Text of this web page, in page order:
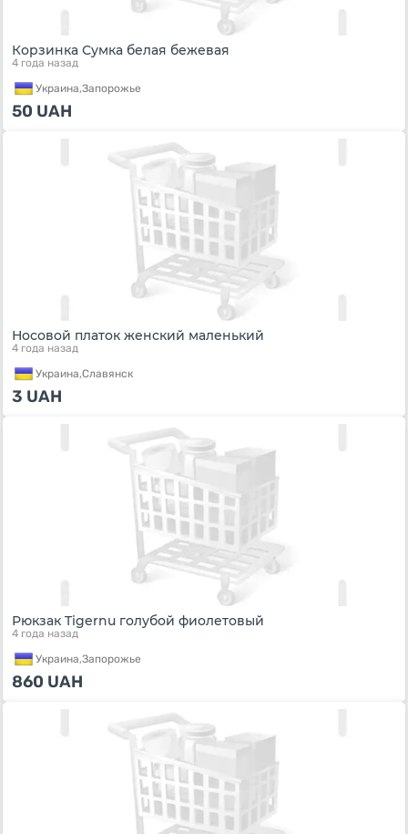
Корзинка Сумка белая бежевая
4 года назад
Украина,Запорожье
50 UAH
Носовой платок женский маленький
4 года назад
Украина,Славянск
3 UAH
Рюкзак Tigernu голубой фиолетовый
4 года назад
Украина,Запорожье
860 UAH